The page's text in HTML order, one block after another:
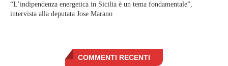
“L’indipendenza energetica in Sicilia è un tema fondamentale”,
intervista alla deputata Jose Marano
COMMENTI RECENTI